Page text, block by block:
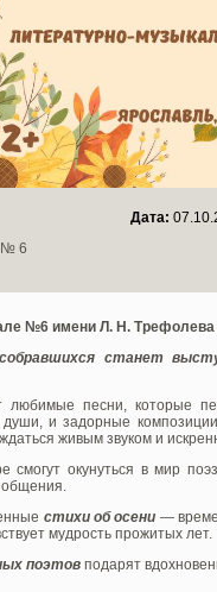
Дата:
№ 6
№6 имени Л. Н.
станет
любимые песни, которые
и задорные
живым звуком и
смогут окунуться в мир
общения.
стихи об осени —
мудрость прожитых лет.
поэтов подарят